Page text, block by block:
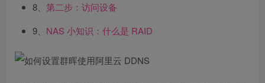
8、 第二步：访问设备
9、 NAS 小知识：什么是 RAID